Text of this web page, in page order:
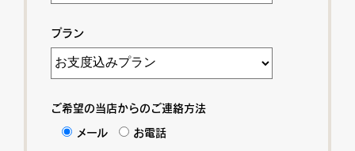
プラン
ご希望の当店からのご連絡方法
メール お電話